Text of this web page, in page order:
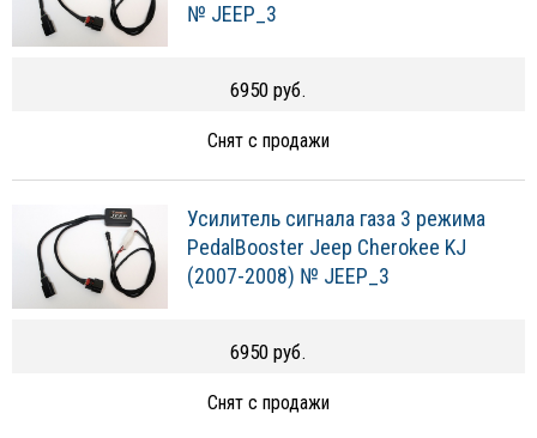
№ JEEP_3
6950 руб.
Снят с продажи
Усилитель сигнала газа 3 режима
PedalBooster Jeep Cherokee KJ
(2007-2008) № JEEP_3
6950 руб.
Снят с продажи